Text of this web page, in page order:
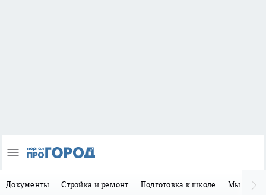
Документы Стройка и ремонт Подготовка к школе Мы в MAX